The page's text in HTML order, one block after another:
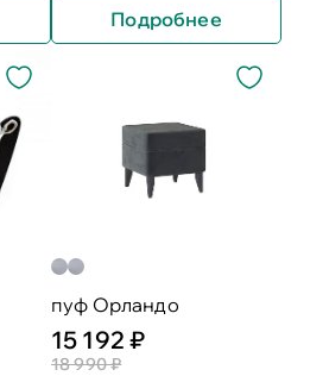
Подробнее
пуф Орландо
15 192 ₽
18 990 ₽